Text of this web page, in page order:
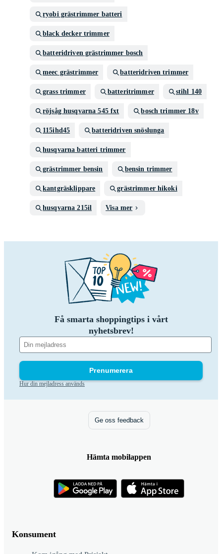
ryobi grästrimmer batteri
black decker trimmer
batteridriven grästrimmer bosch
meec grästrimmer batteridriven trimmer
grass trimmer batteritrimmer stihl 140
röjsåg husqvarna 545 fxt bosch trimmer 18v
115ihd45 batteridriven snöslunga
husqvarna batteri trimmer
grästrimmer bensin bensin trimmer
kantgräsklippare grästrimmer hikoki
husqvarna 215il Visa mer
Få smarta shoppingtips i vårt
nyhetsbrev!
Prenumerera
Hur din mejladress används
Konsument
Ge oss feedback
Hämta mobilappen